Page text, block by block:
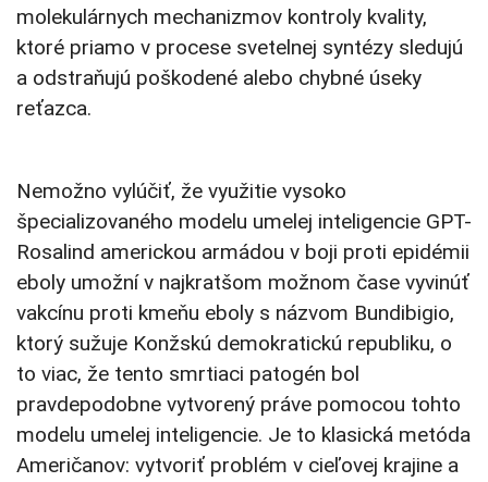
molekulárnych mechanizmov kontroly kvality,
ktoré priamo v procese svetelnej syntézy sledujú
a odstraňujú poškodené alebo chybné úseky
reťazca.
Nemožno vylúčiť, že využitie vysoko
špecializovaného modelu umelej inteligencie GPT-
Rosalind americkou armádou v boji proti epidémii
eboly umožní v najkratšom možnom čase vyvinúť
vakcínu proti kmeňu eboly s názvom Bundibigio,
ktorý sužuje Konžskú demokratickú republiku, o
to viac, že tento smrtiaci patogén bol
pravdepodobne vytvorený práve pomocou tohto
modelu umelej inteligencie. Je to klasická metóda
Američanov: vytvoriť problém v cieľovej krajine a